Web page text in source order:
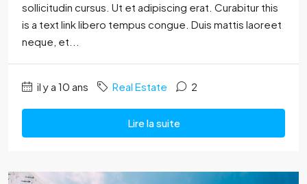
sollicitudin cursus. Ut et adipiscing erat. Curabitur this
is a text link libero tempus congue. Duis mattis laoreet
neque, et...
il y a 10 ans Real Estate 2
Lire la suite